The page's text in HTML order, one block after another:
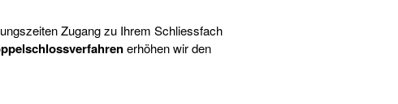
Zugang zu Ihrem Schliessfach
erhöhen wir den